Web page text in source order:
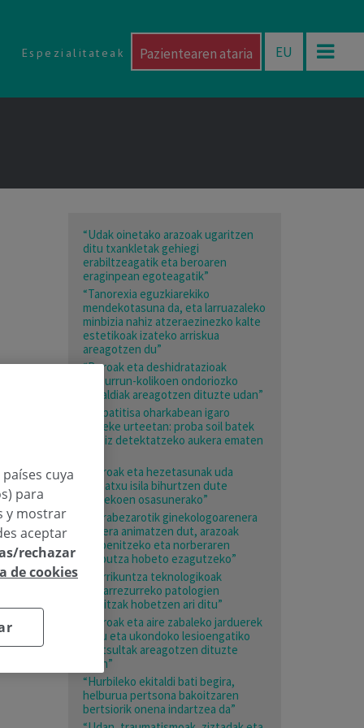
Espezialitateak Pazientearen ataria EU
“Udak oinetako arazoak ugaritzen
ditu txankletak gehiegi
erabiltzeagatik eta beroaren
eraginpean egoteagatik”
“Tanorexia eguzkiarekiko
mendekotasuna da, eta larruazaleko
minbizia nahiz atzeraezinezko kalte
estetikoak izateko arriskua
areagotzen du”
“Beroak eta deshidratazioak
giltzurrun-kolikoen ondoriozko
larrialdiak areagotzen dituzte udan”
“Hepatitisa oharkabean igaro
daiteke urteetan: proba soil batek
garaiz detektatzeko aukera ematen
“Beroak eta hezetasunak uda
mehatxu isila bihurtzen dute
adinekoen osasunerako”
“Nerabezarotik ginekologoarenera
joatera animatzen dut, arazoak
prebenitzeko eta norberaren
gorputza hobeto ezagutzeko”
“Berrikuntza teknologikoak
bizkarrezurreko patologien
emaitzak hobetzen ari ditu”
“Beroak eta aire zabaleko jarduerek
esku eta ukondoko lesioengatiko
kontsultak areagotzen dituzte
udan”
“Hurbileko ekitaldi bati begira,
helburua pertsona bakoitzaren
bertsiorik onena indartzea da”
cuya
para
y mostrar
aceptar
rechazar
de cookies